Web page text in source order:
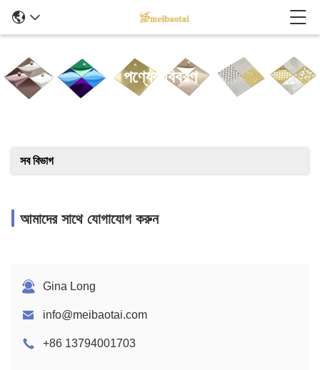
পণ্যের বিবরণ
সব বিভাগ
আমাদের সাথে যোগাযোগ করুন
Gina Long
info@meibaotai.com
+86 13794001703